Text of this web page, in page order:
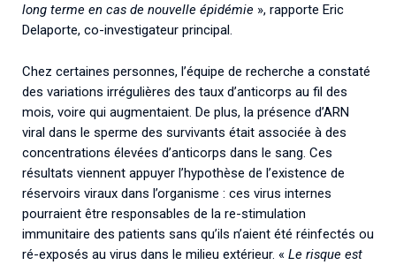
long terme en cas de nouvelle épidémie », rapporte Eric
Delaporte, co-investigateur principal.
Chez certaines personnes, l’équipe de recherche a constaté
des variations irrégulières des taux d’anticorps au fil des
mois, voire qui augmentaient. De plus, la présence d’ARN
viral dans le sperme des survivants était associée à des
concentrations élevées d’anticorps dans le sang. Ces
résultats viennent appuyer l’hypothèse de l’existence de
réservoirs viraux dans l’organisme : ces virus internes
pourraient être responsables de la re-stimulation
immunitaire des patients sans qu’ils n’aient été réinfectés ou
ré-exposés au virus dans le milieu extérieur. « Le risque est